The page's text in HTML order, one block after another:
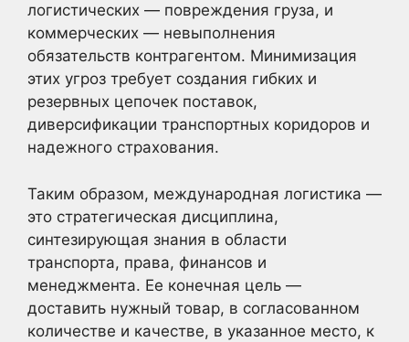
логистических — повреждения груза, и
коммерческих — невыполнения
обязательств контрагентом. Минимизация
этих угроз требует создания гибких и
резервных цепочек поставок,
диверсификации транспортных коридоров и
надежного страхования.
Таким образом, международная логистика —
это стратегическая дисциплина,
синтезирующая знания в области
транспорта, права, финансов и
менеджмента. Ее конечная цель —
доставить нужный товар, в согласованном
количестве и качестве, в указанное место, к